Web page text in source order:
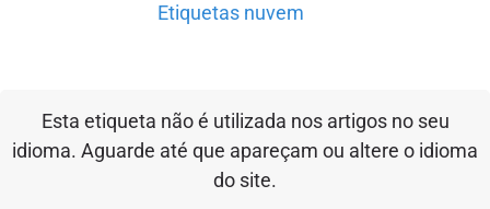
Etiquetas nuvem